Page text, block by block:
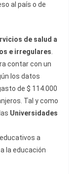
al país o de
de salud a
e irregulares
contar con un
los datos
de $ 114.000
Tal y como
Universidades
a
la educación